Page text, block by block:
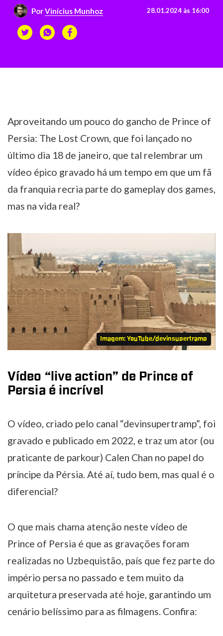
PorVinícius Munhoz 28.01.2024 às 16:00
Aproveitando um pouco do gancho de Prince of
Persia: The Lost Crown, que foi lançado no
último dia 18 de janeiro, que tal relembrar um
vídeo épico gravado há um tempo em que um fã
da franquia recria parte do gameplay dos games,
mas na vida real?
Imagem: YouTube/devinsupertramp
Vídeo “live action” de Prince of
Persia é incrível
O vídeo, criado pelo canal “devinsupertramp”, foi
gravado e publicado em 2022, e traz um ator (ou
praticante de parkour) Calen Chan no papel do
príncipe da Pérsia. Até aí, tudo bem, mas qual é o
diferencial?
O que mais chama atenção neste vídeo de
Prince of Persia é que as gravações foram
realizadas no Uzbequistão, país que fez parte do
império persa no passado e tem muito da
arquitetura preservada até hoje, garantindo um
cenário belíssimo para as filmagens. Confira: